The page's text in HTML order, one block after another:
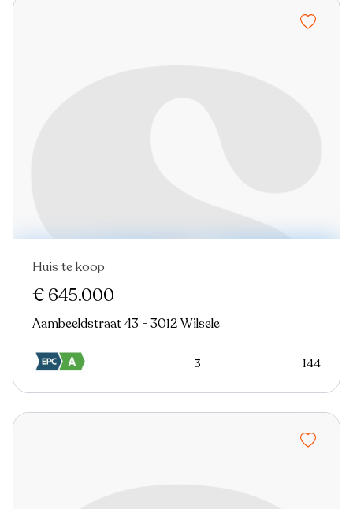
Huis te koop
€ 645.000
Aambeeldstraat 43 - 3012 Wilsele
3 144